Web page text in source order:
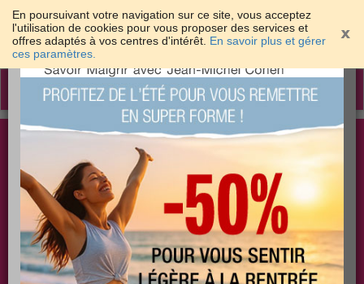
En poursuivant votre navigation sur ce site, vous acceptez
l'utilisation de cookies pour vous proposer des services et
offres adaptés à vos centres d'intérêt. En savoir plus et gérer
ces paramètres.
Toggle
Les meilleures solutions pour maigrir et être bien
dans sa peau
PLUS PLUS PLUS
×